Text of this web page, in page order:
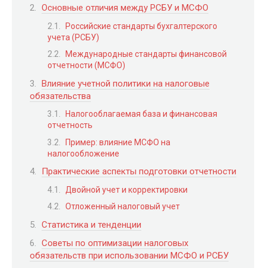
Основные отличия между РСБУ и МСФО
Российские стандарты бухгалтерского
учета (РСБУ)
Международные стандарты финансовой
отчетности (МСФО)
Влияние учетной политики на налоговые
обязательства
Налогооблагаемая база и финансовая
отчетность
Пример: влияние МСФО на
налогообложение
Практические аспекты подготовки отчетности
Двойной учет и корректировки
Отложенный налоговый учет
Статистика и тенденции
Советы по оптимизации налоговых
обязательств при использовании МСФО и РСБУ